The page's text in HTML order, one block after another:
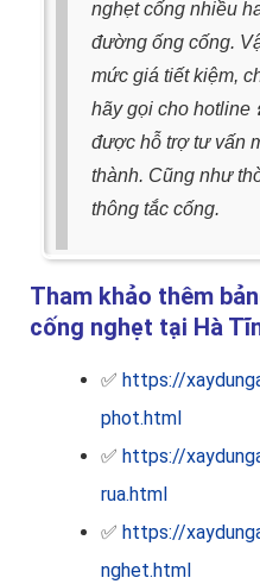
nghẹt cống nhiều
đường ống cống.
mức giá tiết kiệm,
hãy gọi cho hotline
được hỗ trợ tư vấn
thành. Cũng như
thông tắc cống.
Tham khảo thêm
cống nghẹt tại Hà
✅ https://
phot.html
✅ https://
rua.html
✅ https://
nghet.html